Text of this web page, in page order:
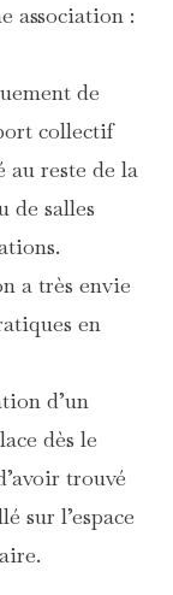
association :
de
collectif
au reste de la
de salles
a très envie
en
d’un
dès le
trouvé
sur l’espace